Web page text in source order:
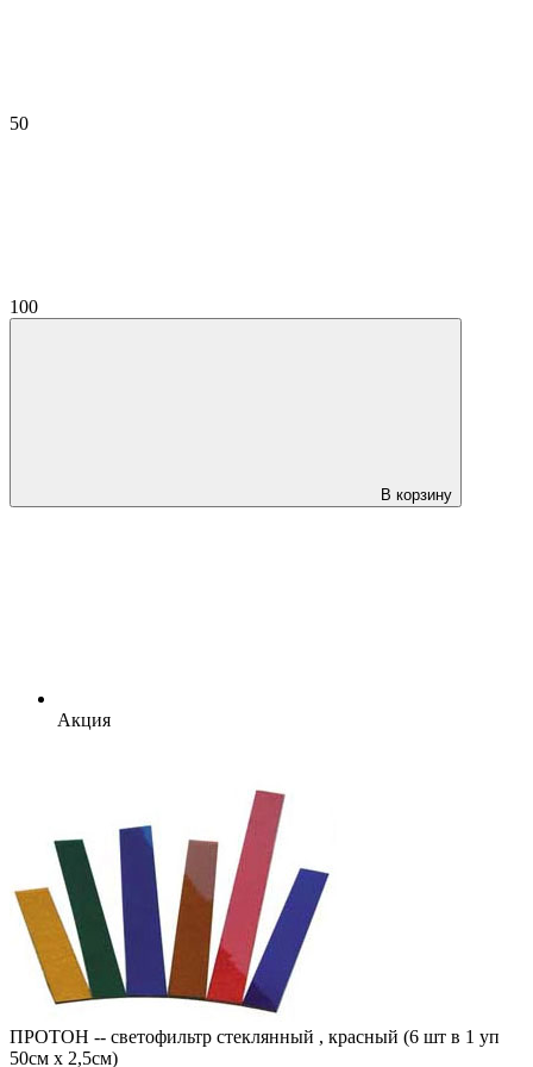
50
100
В корзину
Акция
ПРОТОН -- cветофильтр стеклянный , красный (6 шт в 1 уп
50см х 2,5см)